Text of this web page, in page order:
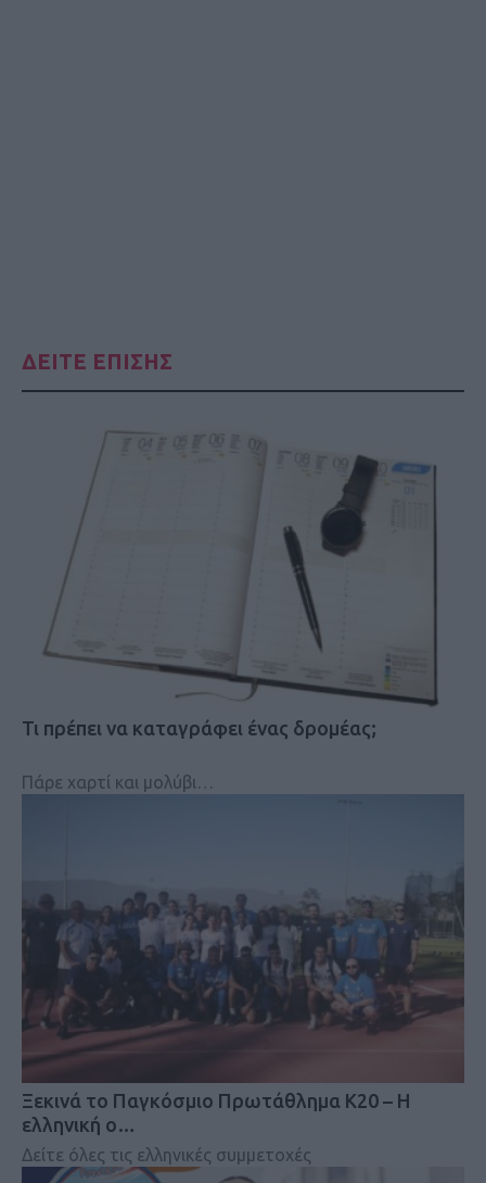
ΔΕΙΤΕ ΕΠΙΣΗΣ
Τι πρέπει να καταγράφει ένας δρομέας;
Πάρε χαρτί και μολύβι…
Ξεκινά το Παγκόσμιο Πρωτάθλημα Κ20 – Η
ελληνική ο…
Δείτε όλες τις ελληνικές συμμετοχές